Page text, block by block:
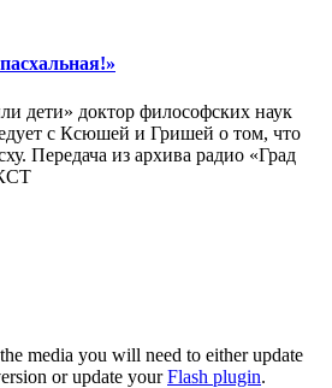
дети» доктор философских наук
с Ксюшей и Гришей о том, что
Передача из архива радио «Град
media you will need to either update
or update yourFlash plugin.